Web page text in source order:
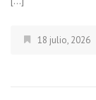
18 julio, 2026